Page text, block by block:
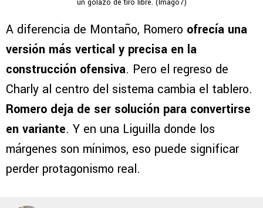
un golazo de tiro libre. (Imago7)
A diferencia de Montaño, Romero ofrecía una
versión más vertical y precisa en la
construcción ofensiva. Pero el regreso de
Charly al centro del sistema cambia el tablero.
Romero deja de ser solución para convertirse
en variante. Y en una Liguilla donde los
márgenes son mínimos, eso puede significar
perder protagonismo real.